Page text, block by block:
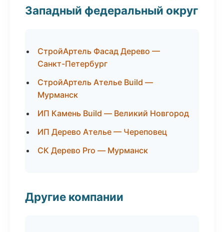
Западный федеральный округ
СтройАртель Фасад Дерево —
Санкт-Петербург
СтройАртель Ателье Build —
Мурманск
ИП Камень Build — Великий Новгород
ИП Дерево Ателье — Череповец
СК Дерево Pro — Мурманск
Другие компании